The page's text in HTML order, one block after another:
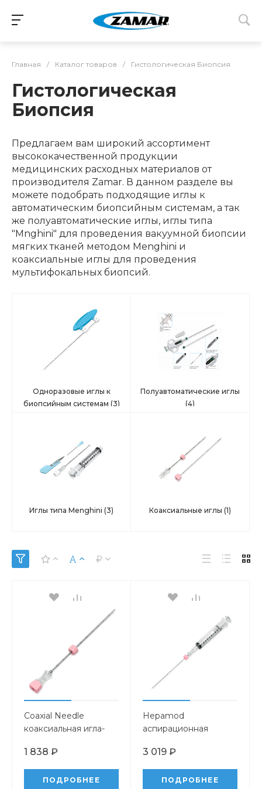
Главная / Каталог товаров / Гистологическая Биопсия
Гистологическая
Биопсия
Предлагаем вам широкий ассортимент
высококачественной продукции
медицинских расходных материалов от
производителя Zamar. В данном разделе вы
можете подобрать подходящие иглы к
автоматическим биопсийным системам, а так
же полуавтоматические иглы, иглы типа
"Mnghini" для проведения вакуумной биопсии
мягких тканей методом Menghini и
коаксиальные иглы для проведения
мультифокальных биопсий.
Одноразовые иглы к
биопсийным системам (3)
Полуавтоматические иглы
(4)
Иглы типа Menghini (3) Коаксиальные иглы (1)
Coaxial Needle
коаксиальная игла-
1 838 ₽
ПОДРОБНЕЕ
Hepamod
аспирационная
3 019 ₽
ПОДРОБНЕЕ